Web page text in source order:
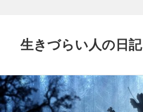
生きづらい人の日記